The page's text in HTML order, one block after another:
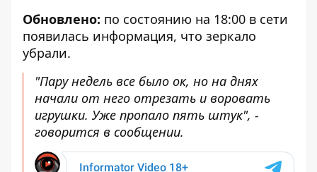
Обновлено: по состоянию на 18:00 в сети
появилась информация, что зеркало
убрали.
"Пару недель все было ок, но на днях
начали от него отрезать и воровать
игрушки. Уже пропало пять штук", -
говорится в сообщении.